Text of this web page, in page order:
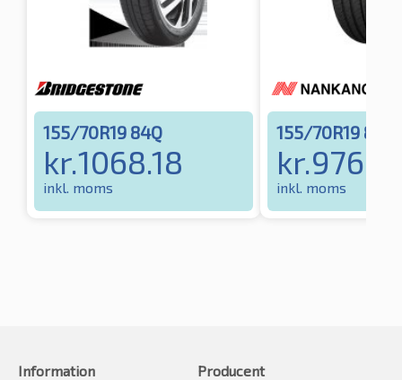
155/70R19 84Q
kr.1068.18
inkl. moms
155/70R19 84Q
kr.
inkl. moms
Information
Producent